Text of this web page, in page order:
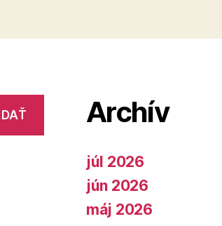
Archív
júl 2026
jún 2026
máj 2026